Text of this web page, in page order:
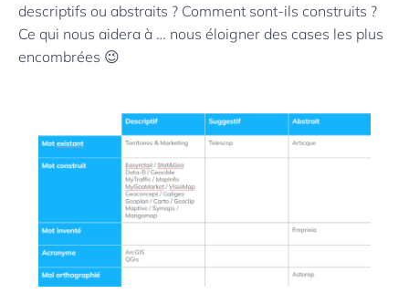
descriptifs ou abstraits ? Comment sont-ils construits ?
Ce qui nous aidera à … nous éloigner des cases les plus
encombrées 😉